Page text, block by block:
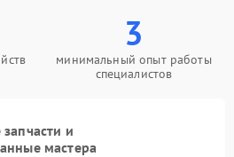
3
минимальный опыт работы
специалистов
и
мастера